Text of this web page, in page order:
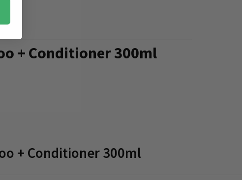
+ Conditioner 300ml
+ Conditioner 300ml